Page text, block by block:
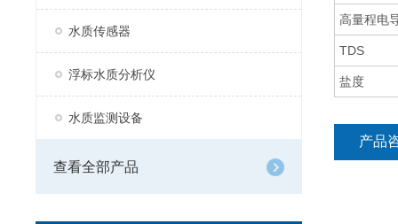
水质传感器
浮标水质分析仪
水质监测设备
查看全部产品
高量程电
TDS
盐度
产品